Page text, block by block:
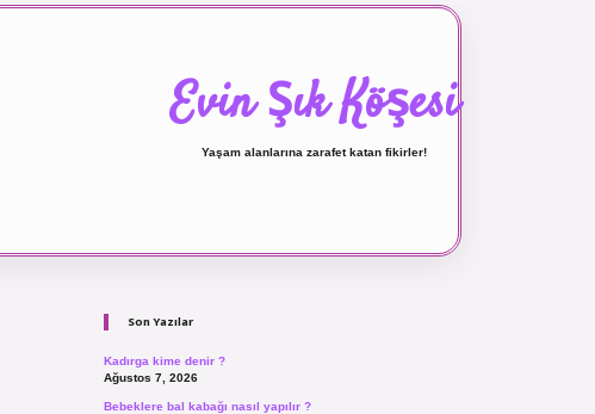
Evin Şık Köşesi
Yaşam alanlarına zarafet katan fikirler!
Son Yazılar
Kadırga kime denir ?
Ağustos 7, 2026
Bebeklere bal kabağı nasıl yapılır ?